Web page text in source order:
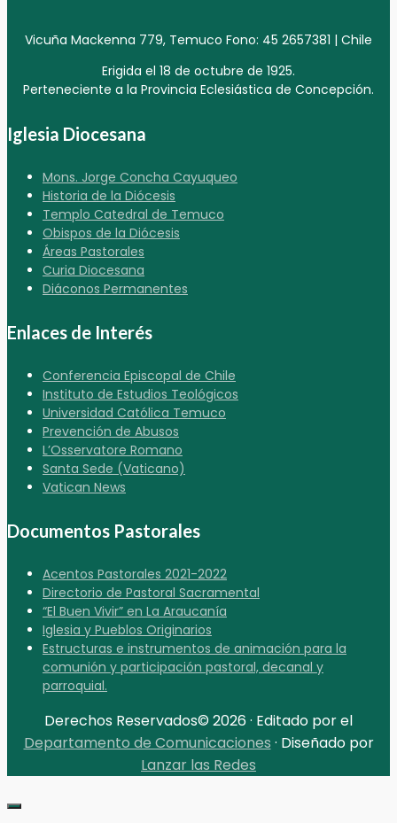
Vicuña Mackenna 779, Temuco Fono: 45 2657381 | Chile
Erigida el 18 de octubre de 1925.
Perteneciente a la Provincia Eclesiástica de Concepción.
Iglesia Diocesana
Mons. Jorge Concha Cayuqueo
Historia de la Diócesis
Templo Catedral de Temuco
Obispos de la Diócesis
Áreas Pastorales
Curia Diocesana
Diáconos Permanentes
Enlaces de Interés
Conferencia Episcopal de Chile
Instituto de Estudios Teológicos
Universidad Católica Temuco
Prevención de Abusos
L’Osservatore Romano
Santa Sede (Vaticano)
Vatican News
Documentos Pastorales
Acentos Pastorales 2021-2022
Directorio de Pastoral Sacramental
“El Buen Vivir” en La Araucanía
Iglesia y Pueblos Originarios
Estructuras e instrumentos de animación para la
comunión y participación pastoral, decanal y
parroquial.
Derechos Reservados© 2026 · Editado por el
Departamento de Comunicaciones · Diseñado por
Lanzar las Redes